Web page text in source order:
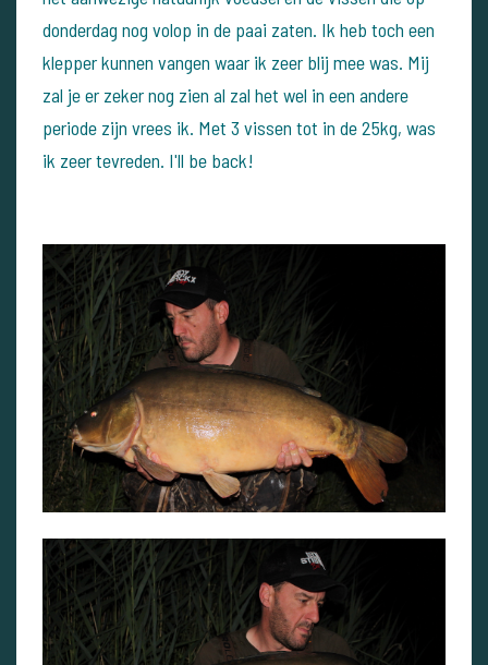
donderdag nog volop in de paai zaten. Ik heb toch een
klepper kunnen vangen waar ik zeer blij mee was. Mij
zal je er zeker nog zien al zal het wel in een andere
periode zijn vrees ik. Met 3 vissen tot in de 25kg, was
ik zeer tevreden. I'll be back!